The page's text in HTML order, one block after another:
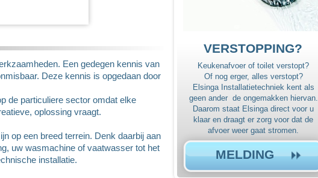
Een gedegen kennis van
Deze kennis is opgedaan door
de particuliere sector omdat elke
oplossing vraagt.
op een breed terrein. Denk daarbij aan
uw wasmachine of vaatwasser tot het
installatie.
VERSTOPPING?
Keukenafvoer of toilet verstopt?
Of nog erger, alles verstopt?
Elsinga Installatietechniek kent als
geen ander de ongemakken hiervan.
Daarom staat Elsinga direct voor u
klaar en draagt er zorg voor dat de
afvoer weer gaat stromen.
MELDING